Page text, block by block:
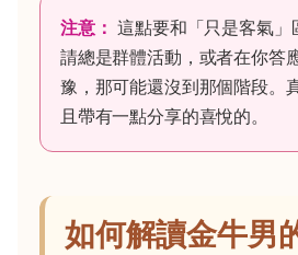
注意： 這點要和「只是客氣」
請總是群體活動，或者在你答
豫，那可能還沒到那個階段。
且帶有一點分享的喜悅的。
如何解讀金牛男